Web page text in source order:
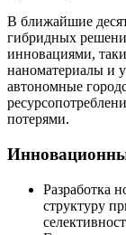
В ближайшие
гибридных
инновациями,
наноматериалы и
автономные
потерями.
Разработка
структуру